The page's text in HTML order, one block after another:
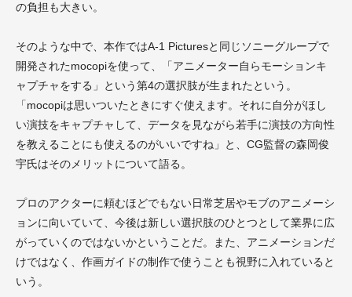
の負担も大きい。
そのような中で、本作ではA-1 Picturesと同じソニーグループで
開発されたmocopiを使って、「アニメーター自らモーションキ
ャプチャをする」という第4の選択肢が生まれたという。
「mocopiは思いついたときにすぐ使えます。それに自分がほし
い演技をキャプチャして、データを見ながら若手に演技の方向性
を教えることにも使えるのがいいですね」と、CG監督の森岡俊
宇氏はそのメリットについて語る。
プロのアクターに頼むほどでもない日常芝居やモブのアニメーシ
ョンに向いていて、今後は新しい選択肢のひとつとして業界に広
がっていくのではないかということだ。また、アニメーションだ
けではなく、作画ガイドの制作で使うことも視野に入れていると
いう。